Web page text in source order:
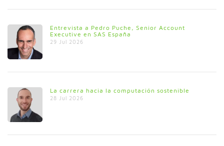
Entrevista a Pedro Puche, Senior Account
Executive en SAS España
29 Jul 2026
La carrera hacia la computación sostenible
28 Jul 2026